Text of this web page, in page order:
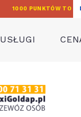
1000 PUNKTÓW TO
USŁUGI